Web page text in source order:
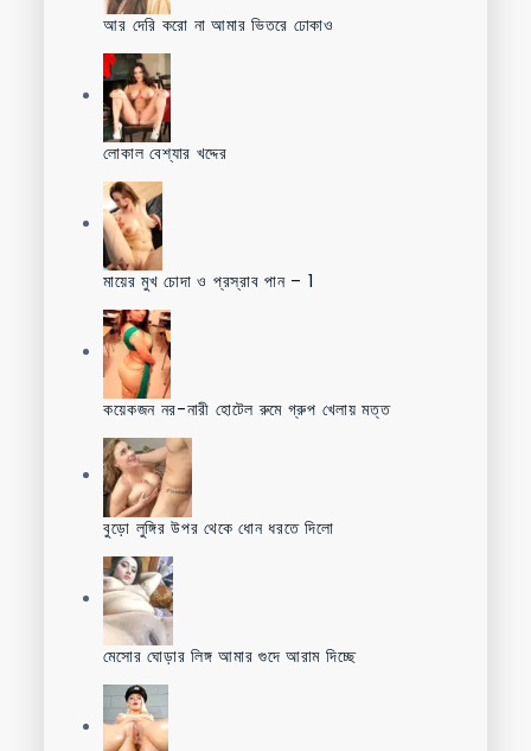
আর দেরি করো না আমার ভিতরে ঢোকাও
লোকাল বেশ্যার খদ্দের
মায়ের মুখ চোদা ও প্রস্রাব পান – 1
কয়েকজন নর-নারী হোটেল রুমে গ্রুপ খেলায় মত্ত
বুড়ো লুঙ্গির উপর থেকে ধোন ধরতে দিলো
মেসোর ঘোড়ার লিঙ্গ আমার গুদে আরাম দিচ্ছে